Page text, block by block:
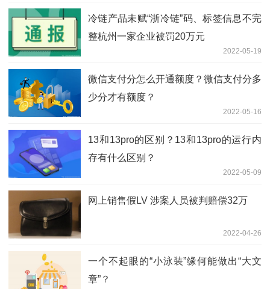
冷链产品未赋“浙冷链”码、标签信息不完
整杭州一家企业被罚20万元
2022-05-19
微信支付分怎么开通额度？微信支付分多
少分才有额度？
2022-05-16
13和13pro的区别？13和13pro的运行内
存有什么区别？
2022-05-09
网上销售假LV 涉案人员被判赔偿32万
2022-04-26
一个不起眼的“小泳装”缘何能做出“大文
章”？